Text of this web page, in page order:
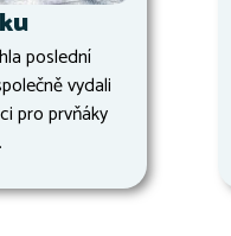
poslední
vydali
pro prvňáky